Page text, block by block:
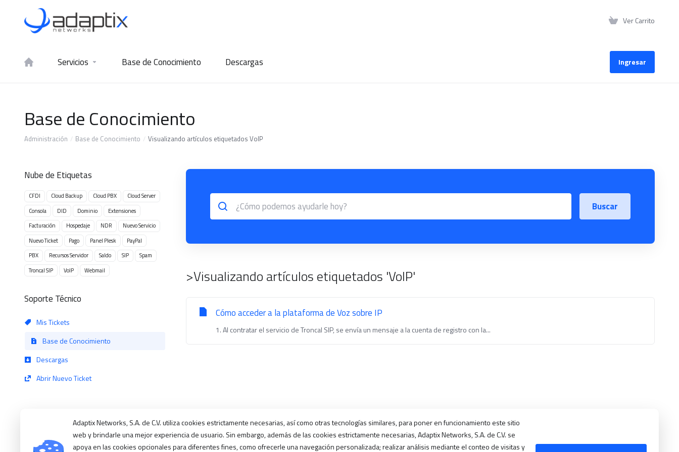
Ver Carrito
Servicios Base de Conocimiento Descargas Ingresar
Base de Conocimiento
Administración Base de Conocimiento Visualizando artículos etiquetados VoIP
Nube de Etiquetas
CFDI Cloud Backup Cloud PBX
Cloud Server
Consola
DID Dominio
Extensiones
Facturación
Hospedaje NDR
Nuevo Servicio
Nuevo Ticket
Pago Panel Plesk
PayPal
PBX
Recursos Servidor Saldo SIP
Spam
Troncal SIP
VoIP Webmail
Soporte Técnico
Mis Tickets
Base de Conocimiento
Descargas
Abrir Nuevo Ticket
Buscar
>Visualizando artículos etiquetados 'VoIP'
Cómo acceder a la plataforma de Voz sobre IP
1. Al contratar el servicio de Troncal SIP, se envía un mensaje a la cuenta de registro con la...
Adaptix Networks, S.A. de C.V. utiliza cookies estrictamente necesarias, así como otras tecnologías similares, para poner en funcionamiento este sitio
web y brindarle una mejor experiencia de usuario. Sin embargo, además de las cookies estrictamente necesarias, Adaptix Networks, S.A. de C.V. se
apoya en las cookies opcionales para diferentes fines, como ofrecerle una navegación personalizada; realizar análisis mediante el conteo de visitas y